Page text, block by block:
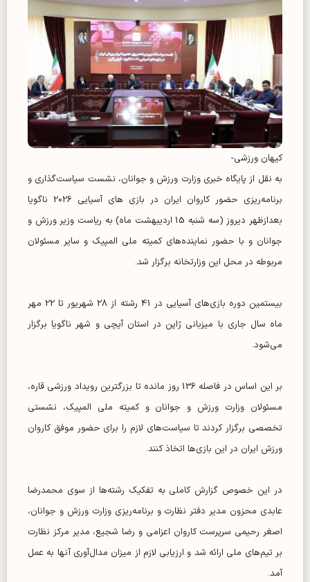
کیهان ورزشی-
به نقل از پایگاه خبری وزارت ورزش و جوانان، نشست سیاست‌گذاری و
برنامه‌ریزی حضور کاروان ایران در بازی های آسیایی 2026 ناگویا
بعدازظهر دیروز (سه شنبه 15 اردیبهشت ماه) به ریاست وزیر ورزش و
جوانان و با حضور نماینده‌های کمیته ملی المپیک و سایر مسئولان
مربوطه در محل این وزارتخانه برگزار شد.
بیستمین دوره بازی‌های آسیایی در 41 رشته از 28 شهریور تا 22 مهر
ماه سال جاری با میزبانی ژاپن در استان آیچی و شهر ناگویا برگزار
می‌شود.
بر این اساس در فاصله 136 روز مانده تا بزرگترین رویداد ورزشی قاره،
مسئولان وزارت ورزش و جوانان و کمیته ملی المپیک، نشستی
تخصصی برگزار کردند تا سیاست‌های لازم را برای حضور موفق کاروان
ورزش ایران در این بازی‌ها اتخاذ کنند.
در این خصوص گزارش کاملی به تفکیک رشته‌ها از سوی محمدرضا
عابدی محزون مدیر دفتر نظارت و برنامه‌ریزی وزارت ورزش و جوانان،
اصغر رحیمی سرپرست کاروان اعزامی و رضا شجیع، مدیر مرکز نظارت
بر تیم‌های ملی ارائه شد و ارزیابی لازم از میزان مدال‌آوری آنها به عمل
آمد.